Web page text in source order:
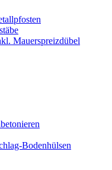
Mauerspreizdübel
Bodenhülsen